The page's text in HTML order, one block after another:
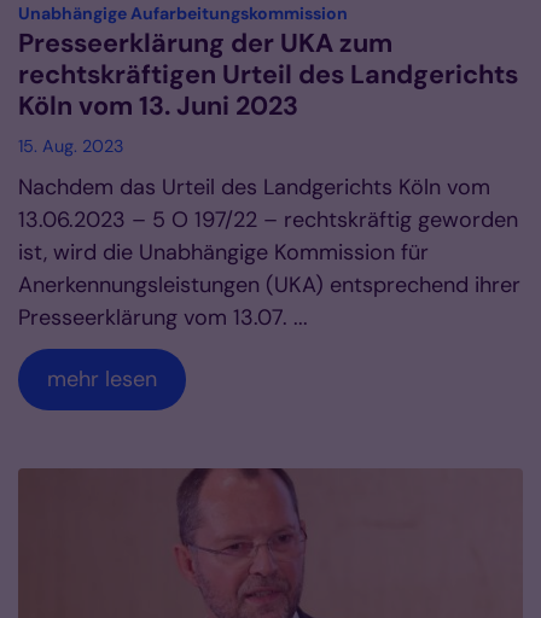
Unabhängige Aufarbeitungskommission
Presseerklärung der UKA zum
rechtskräftigen Urteil des Landgerichts
Köln vom 13. Juni 2023
15. Aug. 2023
Nachdem das Urteil des Landgerichts Köln vom
13.06.2023 – 5 O 197/22 – rechtskräftig geworden
ist, wird die Unabhängige Kommission für
Anerkennungsleistungen (UKA) entsprechend ihrer
Presseerklärung vom 13.07. ...
mehr lesen